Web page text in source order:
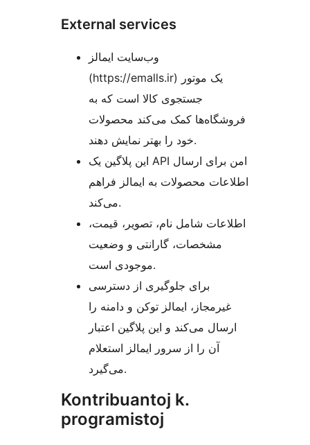
External services
وب‌سایت ایمالز
(https://emalls.ir) یک موتور
جستجوی کالا است که به
فروشگاه‌ها کمک می‌کند محصولات
خود را بهتر نمایش دهند.
این پلاگین یک API امن برای ارسال
اطلاعات محصولات به ایمالز فراهم
می‌کند.
اطلاعات شامل نام، تصویر، قیمت،
مشخصات، گارانتی و وضعیت
موجودی است.
برای جلوگیری از دسترسی
غیرمجاز، ایمالز توکن و دامنه را
ارسال می‌کند و این پلاگین اعتبار
آن را از سرور ایمالز استعلام
می‌گیرد.
Kontribuantoj k.
programistoj